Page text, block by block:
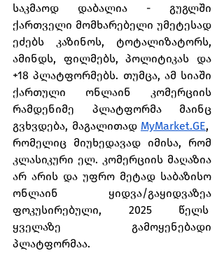
საკმაოდ დაბალია - გუგლში
ქართველი მომხარებელი უმეტესად
ეძებს კაზინოს, ტოტალიზატორს,
ამინდს, ფილმებს, პოლიტიკას და
+18 პლატფორმებს. თუმცა, ამ სიაში
ქართული ონლაინ კომერციის
რამდენიმე პლატფორმა მაინც
გვხვდება, მაგალითად MyMarket.GE,
რომელიც მიუხედავად იმისა, რომ
კლასიკური ელ. კომერციის მაღაზია
არ არის და უფრო მეტად საბაზისო
ონლაინ ყიდვა/გაყიდვაზეა
ფოკუსირებული, 2025 წელს
ყველაზე გამოყენებადი
პლატფორმაა.